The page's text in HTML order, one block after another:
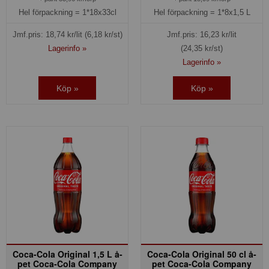
Hel förpackning = 1*18x33cl
Jmf.pris: 18,74kr/lit (6,18 kr/st)
Lagerinfo »
Köp »
Hel förpackning = 1*8x1,5 L
Jmf.pris: 16,23 kr/lit
(24,35 kr/st)
Lagerinfo »
Köp »
Coca-Cola Original 1,5 L å-
pet Coca-Cola Company
Coca-Cola Original 50 cl å-
pet Coca-Cola Company